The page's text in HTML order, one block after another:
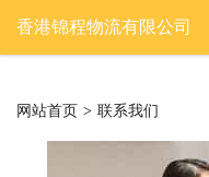
香港锦程物流有限公司
网站首页 > 联系我们